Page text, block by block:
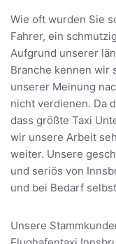
Wie oft wurden Sie
Fahrer, ein
Aufgrund unserer
Branche kennen wir
unserer Meinung
nicht verdienen. Da
dass größte Taxi
wir unsere Arbeit
weiter. Unsere
und seriös von
und bei Bedarf
Unsere